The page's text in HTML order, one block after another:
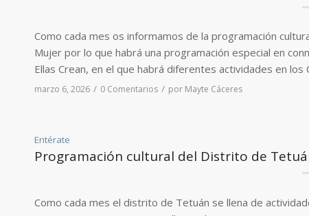
Como cada mes os informamos de la programación
Mujer por lo que habrá una programación especial en
Ellas Crean, en el que habrá diferentes actividades en
marzo 6, 2026 / 0 Comentarios / por Mayte Cáceres
Entérate
Programación cultural del Distrito de
Como cada mes el distrito de Tetuán se llena de